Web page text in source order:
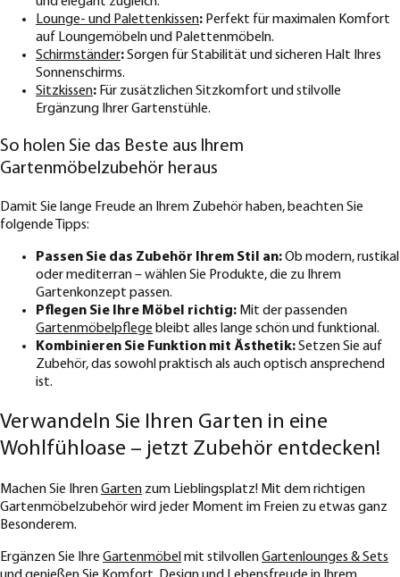
Lounge- und Palettenkissen: Perfekt für maximalen Komfort
auf Loungemöbeln und Palettenmöbeln.
Schirmständer:Sorgen für Stabilität und sicheren Halt Ihres
Sonnenschirms.
Sitzkissen: Für zusätzlichen Sitzkomfort und stilvolle
Ergänzung Ihrer Gartenstühle.
So holen Sie das Beste aus Ihrem
Gartenmöbelzubehör heraus
Damit Sie lange Freude an Ihrem Zubehör haben, beachten Sie
folgende Tipps:
Passen Sie das Zubehör Ihrem Stil an:Ob modern, rustikal
oder mediterran – wählen Sie Produkte, die zu Ihrem
Gartenkonzept passen.
Pflegen Sie Ihre Möbel richtig: Mit der passenden
Gartenmöbelpflege bleibt alles lange schön und funktional.
Kombinieren Sie Funktion mit Ästhetik:Setzen Sie auf
Zubehör, das sowohl praktisch als auch optisch ansprechend
ist.
Verwandeln Sie Ihren Garten in eine
Wohlfühloase – jetzt Zubehör entdecken!
Machen Sie IhrenGarten zum Lieblingsplatz! Mit dem richtigen
Gartenmöbelzubehör wird jeder Moment im Freien zu etwas ganz
Besonderem.
Ergänzen Sie Ihre Gartenmöbel mit stilvollenGartenlounges & Sets